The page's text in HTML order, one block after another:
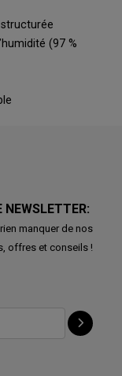
(97 %
manquer de nos
offres et conseils !